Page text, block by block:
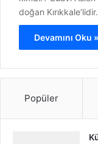
doğan
Devamını Oku »
Popüler